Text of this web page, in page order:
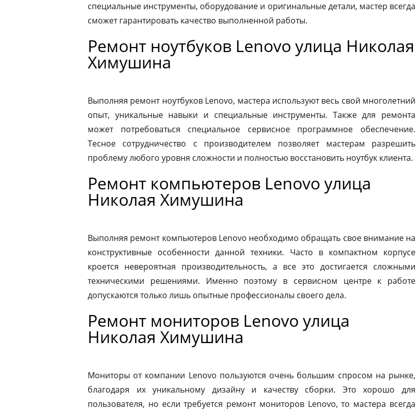
специальные инструменты, оборудование и оригинальные детали, мастер всегда
сможет гарантировать качество выполненной работы.
Ремонт ноутбуков Lenovo улица Николая
Химушина
Выполняя ремонт ноутбуков Lenovo, мастера используют весь свой многолетний
опыт, уникальные навыки и специальные инструменты. Также для ремонта
может потребоваться специальное сервисное программное обеспечение.
Тесное сотрудничество с производителем позволяет мастерам разрешить
проблему любого уровня сложности и полностью восстановить ноутбук клиента.
Ремонт компьютеров Lenovo улица
Николая Химушина
Выполняя ремонт компьютеров Lenovo необходимо обращать свое внимание на
конструктивные особенности данной техники. Часто в компактном корпусе
кроется невероятная производительность, а все это достигается сложными
техническими решениями. Именно поэтому в сервисном центре к работе
допускаются только лишь опытные профессионалы своего дела.
Ремонт мониторов Lenovo улица
Николая Химушина
Мониторы от компании Lenovo пользуются очень большим спросом на рынке,
благодаря их уникальному дизайну и качеству сборки. Это хорошо для
пользователя, но если требуется ремонт мониторов Lenovo, то мастера всегда